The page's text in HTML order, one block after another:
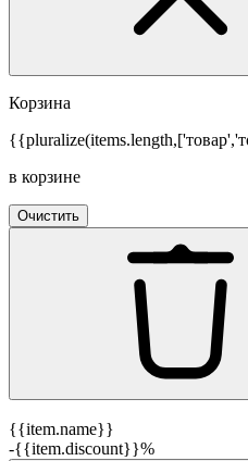
Корзина
в корзине
Очистить
{{item.name}}
-{{item.discount}}%